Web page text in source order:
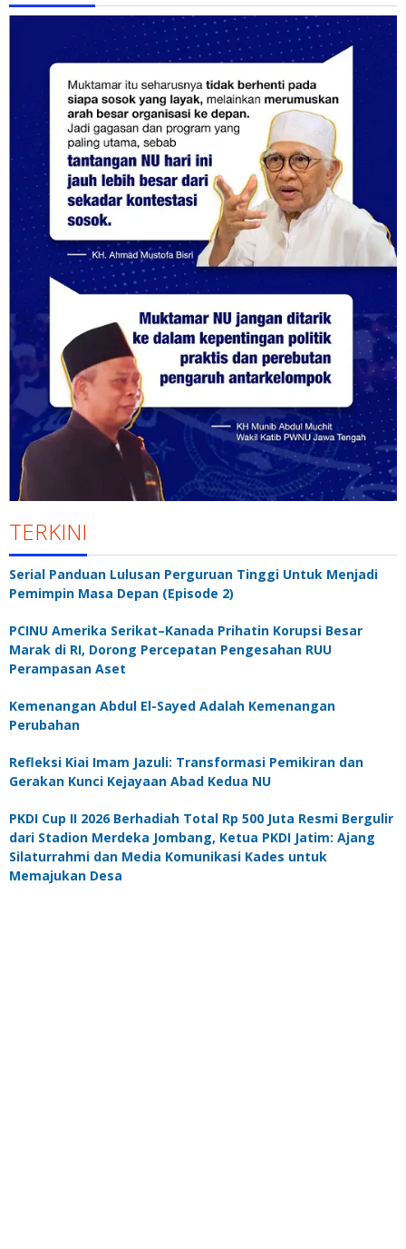
TERKINI
Serial Panduan Lulusan Perguruan Tinggi Untuk Menjadi
Pemimpin Masa Depan (Episode 2)
PCINU Amerika Serikat–Kanada Prihatin Korupsi Besar
Marak di RI, Dorong Percepatan Pengesahan RUU
Perampasan Aset
Kemenangan Abdul El-Sayed Adalah Kemenangan
Perubahan
Refleksi Kiai Imam Jazuli: Transformasi Pemikiran dan
Gerakan Kunci Kejayaan Abad Kedua NU
PKDI Cup II 2026 Berhadiah Total Rp 500 Juta Resmi Bergulir
dari Stadion Merdeka Jombang, Ketua PKDI Jatim: Ajang
Silaturrahmi dan Media Komunikasi Kades untuk
Memajukan Desa